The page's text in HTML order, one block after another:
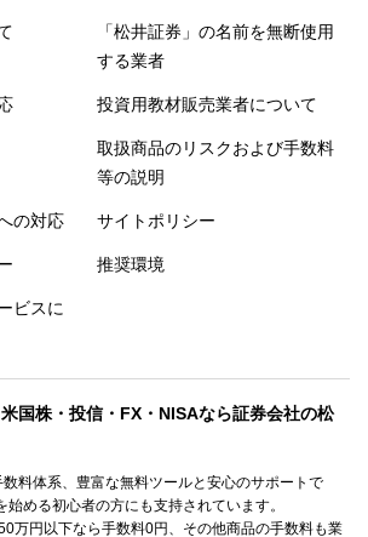
「松井証券」の名前を無断使用
する業者
投資用教材販売業者について
取扱商品のリスクおよび手数料
等の説明
の対応 サイトポリシー
推奨環境
ビスに
国株・投信・FX・NISAなら証券会社の松
料体系、豊富な無料ツールと安心のサポートで
始める初心者の方にも支持されています。
万円以下なら手数料0円、その他商品の手数料も業